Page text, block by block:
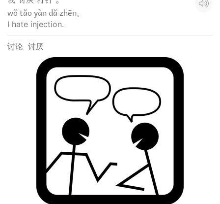
wǒ tǎo yàn dǎ zhēn。
I hate injection.
讨论 讨厌